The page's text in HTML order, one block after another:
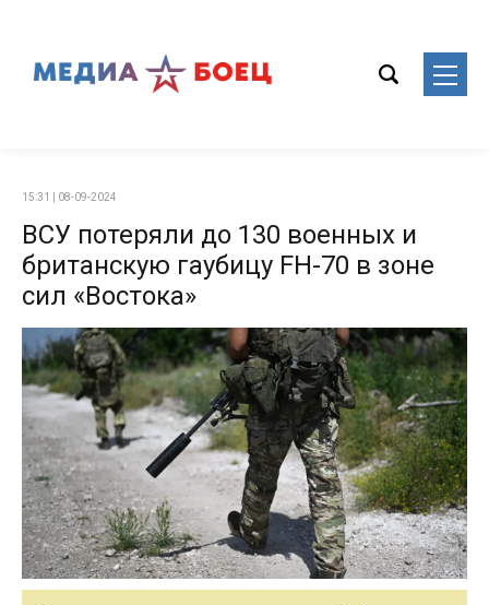
15:31 | 08-09-2024
ВСУ потеряли до 130 военных и
британскую гаубицу FH-70 в зоне
сил «Востока»